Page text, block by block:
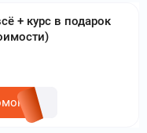
+ курс в подарок